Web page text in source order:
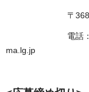
〒368-0042 秩
電話：0494-
ma.lg.jp